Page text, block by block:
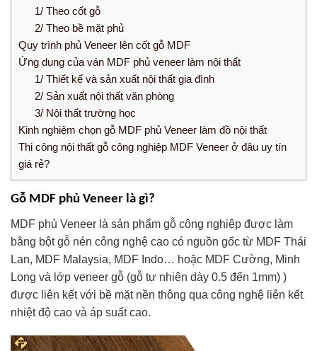
1/ Theo cốt gỗ
2/ Theo bề mặt phủ
Quy trình phủ Veneer lên cốt gỗ MDF
Ứng dụng của ván MDF phủ veneer làm nội thất
1/ Thiết kế và sản xuất nội thất gia đình
2/ Sản xuất nội thất văn phòng
3/ Nội thất trường học
Kinh nghiệm chọn gỗ MDF phủ Veneer làm đồ nội thất
Thi công nội thất gỗ công nghiệp MDF Veneer ở đâu uy tín
giá rẻ?
Gỗ MDF phủ Veneer là gì?
MDF phủ Veneer là sản phẩm gỗ công nghiệp được làm
bằng bột gỗ nén công nghệ cao có nguồn gốc từ MDF Thái
Lan, MDF Malaysia, MDF Indo… hoặc MDF Cường, Minh
Long và lớp veneer gỗ (gỗ tự nhiên dày 0.5 đến 1mm) )
được liên kết với bề mặt nền thông qua công nghệ liên kết
nhiệt độ cao và áp suất cao.